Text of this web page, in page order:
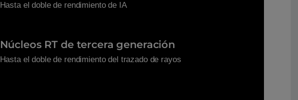
Hasta el doble de rendimiento de IA
Núcleos RT de tercera generación
Hasta el doble de rendimiento del trazado de rayos